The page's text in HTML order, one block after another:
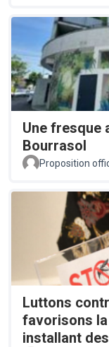
Une fresque
Bourrasol
Proposition
Luttons
favorisons
installant